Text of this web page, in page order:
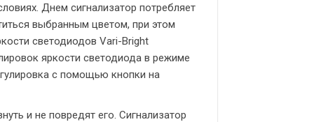
Днем сигнализатор потребляет
выбранным цветом, при этом
светодиодов Vari-Bright
яркости светодиода в режиме
с помощью кнопки на
и не повредят его. Сигнализатор